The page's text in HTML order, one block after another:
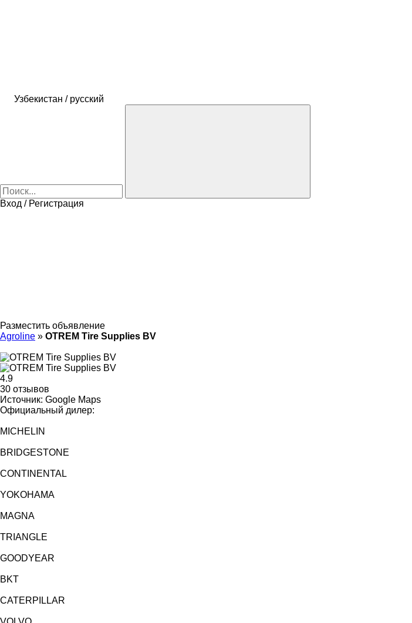
Узбекистан / русский
Вход / Регистрация
Разместить объявление
Agroline » OTREM Tire Supplies BV
4.9
30 отзывов
Источник: Google Maps
Официальный дилер:
MICHELIN
BRIDGESTONE
CONTINENTAL
YOKOHAMA
MAGNA
TRIANGLE
GOODYEAR
BKT
CATERPILLAR